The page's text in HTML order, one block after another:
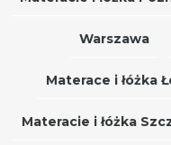
Warszawa
Materace i łóżka
Materacie i łóżka